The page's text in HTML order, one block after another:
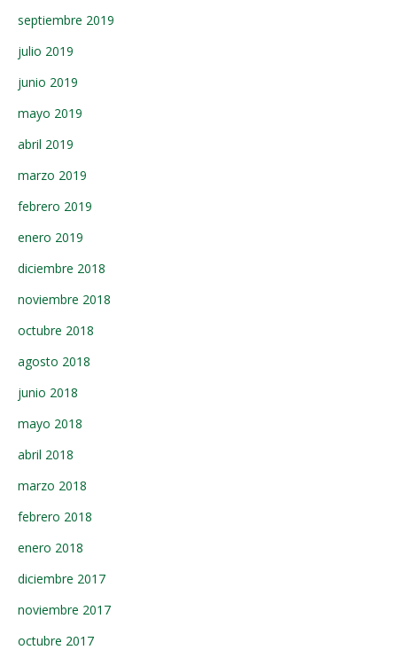
septiembre 2019
julio 2019
junio 2019
mayo 2019
abril 2019
marzo 2019
febrero 2019
enero 2019
diciembre 2018
noviembre 2018
octubre 2018
agosto 2018
junio 2018
mayo 2018
abril 2018
marzo 2018
febrero 2018
enero 2018
diciembre 2017
noviembre 2017
octubre 2017